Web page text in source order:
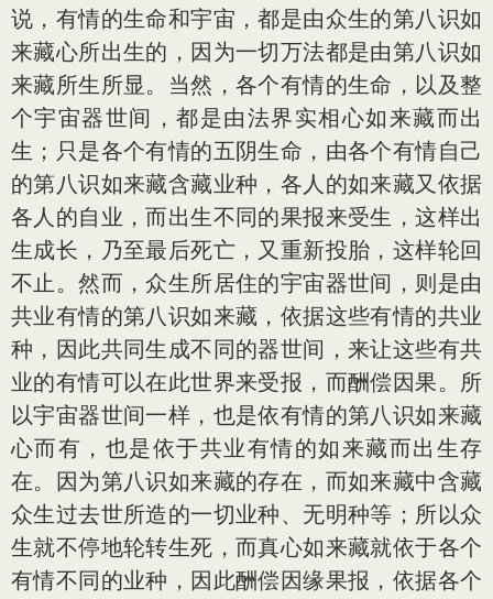
说，有情的生命和宇宙，都是由众生的第八识如
来藏心所出生的，因为一切万法都是由第八识如
来藏所生所显。当然，各个有情的生命，以及整
个宇宙器世间，都是由法界实相心如来藏而出
生；只是各个有情的五阴生命，由各个有情自己
的第八识如来藏含藏业种，各人的如来藏又依据
各人的自业，而出生不同的果报来受生，这样出
生成长，乃至最后死亡，又重新投胎，这样轮回
不止。然而，众生所居住的宇宙器世间，则是由
共业有情的第八识如来藏，依据这些有情的共业
种，因此共同生成不同的器世间，来让这些有共
业的有情可以在此世界来受报，而酬偿因果。所
以宇宙器世间一样，也是依有情的第八识如来藏
心而有，也是依于共业有情的如来藏而出生存
在。因为第八识如来藏的存在，而如来藏中含藏
众生过去世所造的一切业种、无明种等；所以众
生就不停地轮转生死，而真心如来藏就依于各个
有情不同的业种，因此酬偿因缘果报，依据各个